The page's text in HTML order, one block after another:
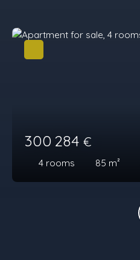
300 284 €
4 rooms 85 m²